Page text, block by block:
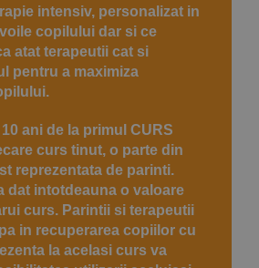
intensiv, personalizat in
copilului dar si ce
atat terapeutii cat si
pentru a maximiza
ani de la primul CURS
curs tinut, o parte din
reprezentata de parinti.
dat intotdeauna o valoare
curs. Parintii si terapeutii
in recuperarea copiilor cu
la acelasi curs va